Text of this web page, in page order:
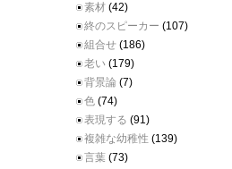
素材 (42)
終のスピーカー (107)
組合せ (186)
老い (179)
背景論 (7)
色 (74)
表現する (91)
複雑な幼稚性 (139)
言葉 (73)